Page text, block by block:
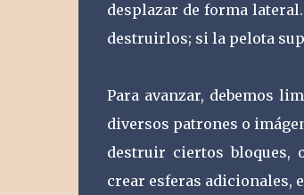
desplazar de forma
destruirlos; si la pelota
Para avanzar, debemos
diversos patrones o
destruir ciertos bloques,
crear esferas adicionales,